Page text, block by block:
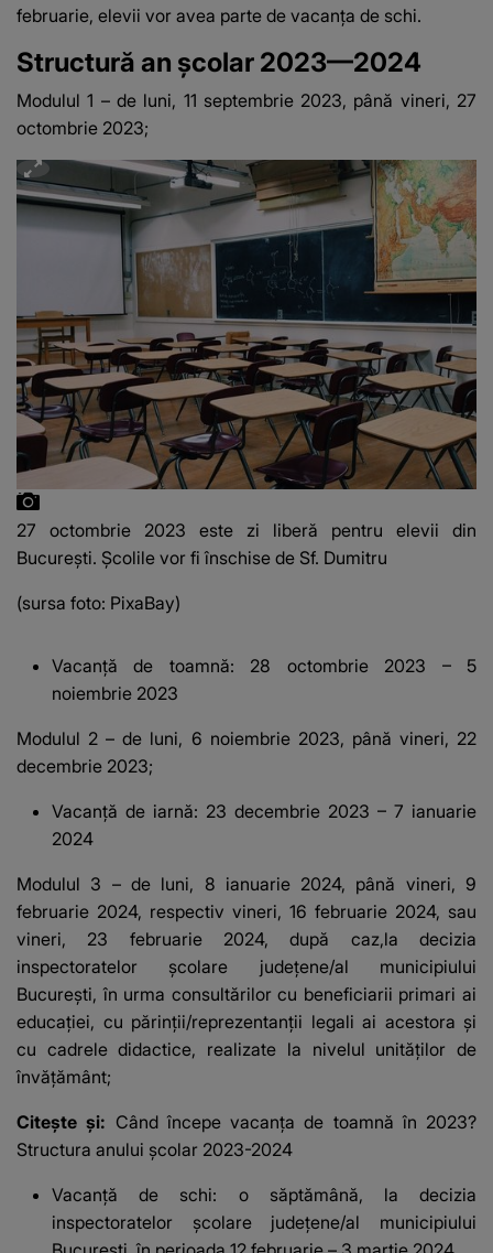
februarie, elevii vor avea parte de vacanța de schi.
Structură an școlar 2023—2024
Modulul 1 – de luni, 11 septembrie 2023, până vineri, 27
octombrie 2023;
27 octombrie 2023 este zi liberă pentru elevii din
București. Școlile vor fi înschise de Sf. Dumitru
(sursa foto: PixaBay)
Vacanță de toamnă: 28 octombrie 2023 – 5
noiembrie 2023
Modulul 2 – de luni, 6 noiembrie 2023, până vineri, 22
decembrie 2023;
Vacanță de iarnă: 23 decembrie 2023 – 7 ianuarie
2024
Modulul 3 – de luni, 8 ianuarie 2024, până vineri, 9
februarie 2024, respectiv vineri, 16 februarie 2024, sau
vineri, 23 februarie 2024, după caz,la decizia
inspectoratelor școlare județene/al municipiului
București, în urma consultărilor cu beneficiarii primari ai
educației, cu părinții/reprezentanții legali ai acestora și
cu cadrele didactice, realizate la nivelul unităților de
învățământ;
Citește și: Când începe vacanța de toamnă în 2023?
Structura anului școlar 2023-2024
Vacanță de schi: o săptămână, la decizia
inspectoratelor școlare județene/al municipiului